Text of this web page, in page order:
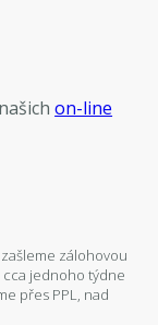
on-line
zálohovou
jednoho týdne
přes PPL, nad